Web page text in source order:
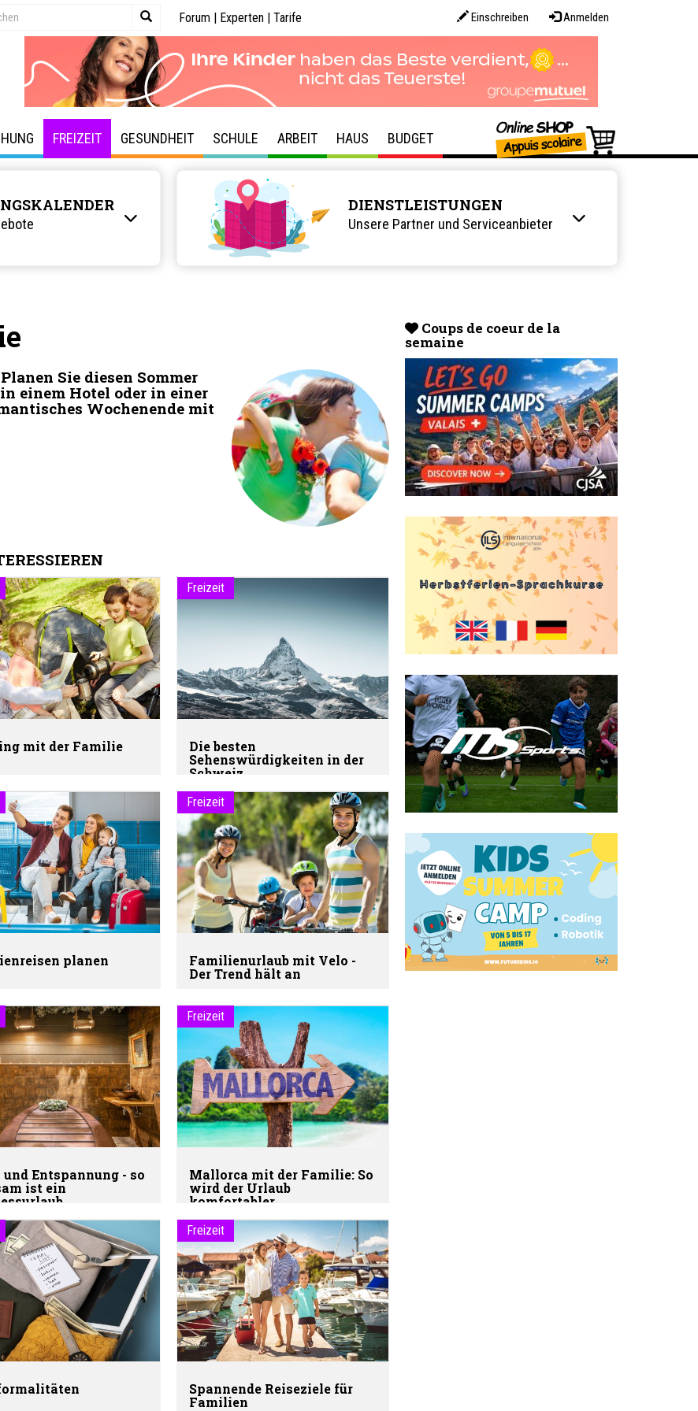
Einschreiben Anmelden
Forum | Experten | Tarife
FREIZEIT GESUNDHEIT SCHULE ARBEIT HAUS BUDGET
DIENSTLEISTUNGEN
Unsere Partner und Serviceanbieter
Sie diesen Sommer
einem Hotel oder in einer
Wochenende mit
mit der Familie
Freizeit
Die besten
Sehenswürdigkeiten in der
Schweiz
planen
Freizeit
Familienurlaub mit Velo -
Der Trend hält an
und Entspannung - so
ist ein
Freizeit
Mallorca mit der Familie: So
wird der Urlaub
komfortabler
Freizeit
Spannende Reiseziele für
Familien
Coups de coeur de la
semaine